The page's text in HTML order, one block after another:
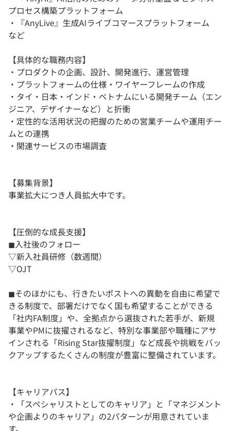
プロセス構築プラットフォーム
・『AnyLive』生成AIライブコマースプラットフォーム
など
【具体的な職務内容】
・プロダクトの企画、設計、開発進行、運営管理
・プラットフォームの仕様・ワイヤーフレームの作成
・タイ・日本・インド・ベトナムにいる開発チーム（エン
ジニア、デザイナーなど）と折衝
・定性的な活用状況の把握のための営業チームや運用チー
ムとの連携
・関連サービスの市場調査
【募集背景】
事業拡大につき人員拡大中です。
【圧倒的な成長支援】
◼︎入社後のフォロー
▽新入社員研修（数週間）
▽OJT
◼︎そのほかにも、行きたいポストへの異動を自由に希望で
きる制度で、部署だけでなく国も希望することができる
「社内FA制度」や、全拠点から選抜された若手が、新規
事業やPMに抜擢されるなど、特別な事業部や職種にアサ
インされる「Rising Star抜擢制度」など成長や挑戦をバッ
クアップするたくさんの制度が豊富に整備されています。
【キャリアパス】
・「スペシャリストとしてのキャリア」と「マネジメント
や企画よりのキャリア」の2パターンが用意されていま